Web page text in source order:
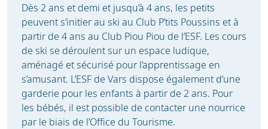
Dès 2 ans et demi et jusqu’à 4 ans, les petits
peuvent s’initier au ski au Club P’tits Poussins et à
partir de 4 ans au Club Piou Piou de l’ESF. Les cours
de ski se déroulent sur un espace ludique,
aménagé et sécurisé pour l’apprentissage en
s’amusant. L’ESF de Vars dispose également d’une
garderie pour les enfants à partir de 2 ans. Pour
les bébés, il est possible de contacter une nourrice
par le biais de l’Office du Tourisme.